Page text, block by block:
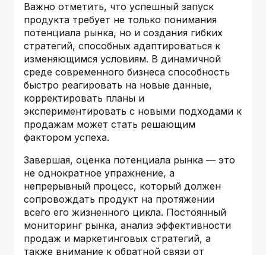
Важно отметить, что успешный запуск
продукта требует не только понимания
потенциала рынка, но и создания гибких
стратегий, способных адаптироваться к
изменяющимся условиям. В динамичной
среде современного бизнеса способность
быстро реагировать на новые данные,
корректировать планы и
экспериментировать с новыми подходами к
продажам может стать решающим
фактором успеха.
Завершая, оценка потенциала рынка — это
не однократное упражнение, а
непрерывный процесс, который должен
сопровождать продукт на протяжении
всего его жизненного цикла. Постоянный
мониторинг рынка, анализ эффективности
продаж и маркетинговых стратегий, а
также внимание к обратной связи от